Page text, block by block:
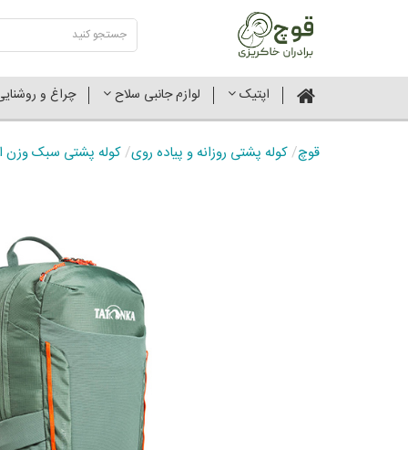
اپتیک لوازم جانبی سلاح چراغ و
قوچ/ کوله پشتی روزانه و پیاده روی/ کوله پشتی سبک وزن اکتیو پک 15 لیتری